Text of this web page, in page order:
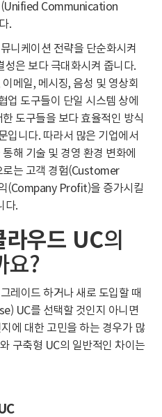
(Unified Communication
.
니케이션 전략을 단순화시켜
은 보다 극대화시켜 줍니다.
메일, 메시징, 음성 및 영상회
업 도구들이 단일 시스템 상에
도구들을 보다 효율적인 방식
입니다. 따라서 많은 기업에서
해 기술 및 경영 환경 변화에
로는 고객 경험(Customer
(Company Profit)을 증가시킬
다.
라우드 UC의
요?
레이드 하거나 새로 도입할 때
UC를 선택할 것인지 아니면
에 대한 고민을 하는 경우가 많
구축형 UC의 일반적인 차이는